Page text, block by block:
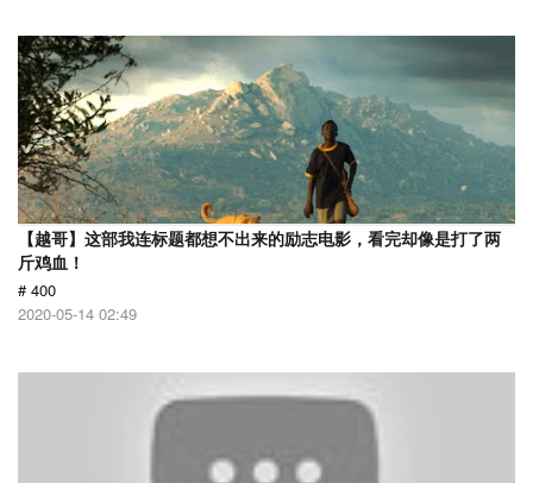
【越哥】这部我连标题都想不出来的励志电影，看完却像是打了两
斤鸡血！
# 400
2020-05-14 02:49